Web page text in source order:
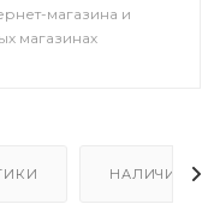
магазина и
магазинах
НАЛИЧИЕ